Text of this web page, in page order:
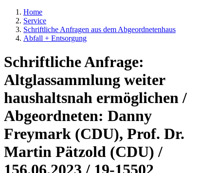
Home
Service
Schriftliche Anfragen aus dem Abgeordnetenhaus
Abfall + Entsorgung
Schriftliche Anfrage:
Altglassammlung weiter
haushaltsnah ermöglichen /
Abgeordneten: Danny
Freymark (CDU), Prof. Dr.
Martin Pätzold (CDU) /